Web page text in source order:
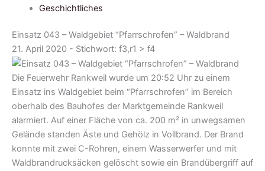
Geschichtliches
Einsatz 043 – Waldgebiet “Pfarrschrofen” – Waldbrand
21. April 2020 - Stichwort: f3,r1 > f4
Die Feuerwehr Rankweil wurde um 20:52 Uhr zu einem
Einsatz ins Waldgebiet beim “Pfarrschrofen” im Bereich
oberhalb des Bauhofes der Marktgemeinde Rankweil
alarmiert. Auf einer Fläche von ca. 200 m² in unwegsamen
Gelände standen Äste und Gehölz in Vollbrand. Der Brand
konnte mit zwei C-Rohren, einem Wasserwerfer und mit
Waldbrandrucksäcken gelöscht sowie ein Brandübergriff auf